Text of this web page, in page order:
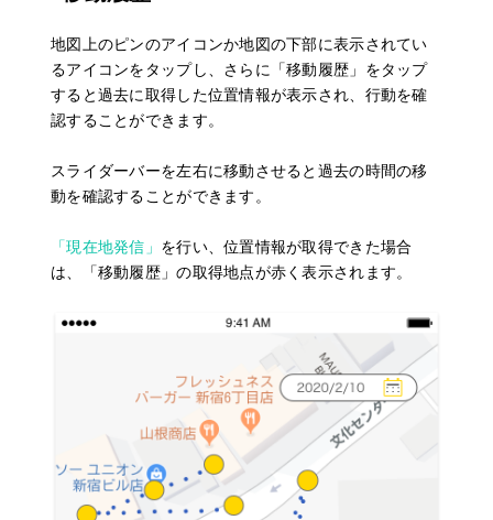
地図上のピンのアイコンか地図の下部に表示されてい
るアイコンをタップし、さらに「移動履歴」をタップ
すると過去に取得した位置情報が表示され、行動を確
認することができます。
スライダーバーを左右に移動させると過去の時間の移
動を確認することができます。
「現在地発信」 を行い、位置情報が取得できた場合
は、「移動履歴」の取得地点が赤く表示されます。